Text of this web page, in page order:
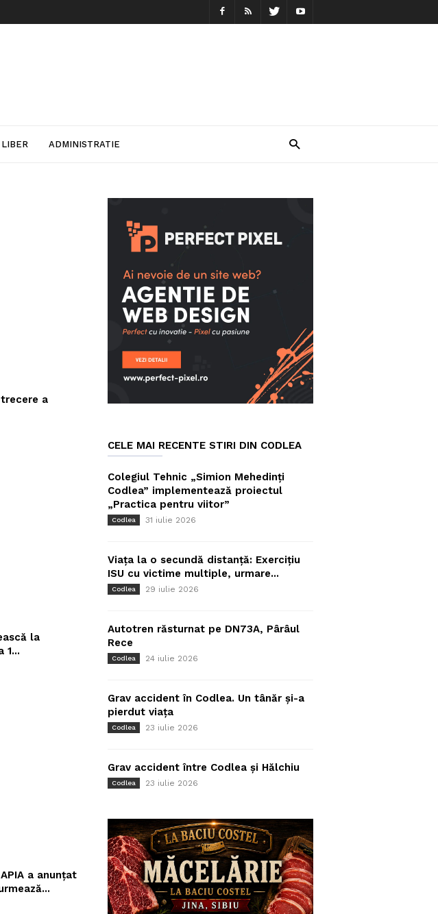
ADMINISTRATIE
a
la
1...
a anunțat
CELE MAI RECENTE STIRI DIN CODLEA
Colegiul Tehnic „Simion Mehedinți
Codlea” implementează proiectul
„Practica pentru viitor”
Codlea 31 iulie 2026
Viața la o secundă distanță: Exercițiu
ISU cu victime multiple, urmare...
Codlea 29 iulie 2026
Autotren răsturnat pe DN73A, Pârâul
Rece
Codlea 24 iulie 2026
Grav accident în Codlea. Un tânăr și-a
pierdut viața
Codlea 23 iulie 2026
Grav accident între Codlea și Hălchiu
Codlea 23 iulie 2026